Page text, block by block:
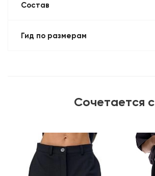
Состав
Гид по размерам
Сочетается с